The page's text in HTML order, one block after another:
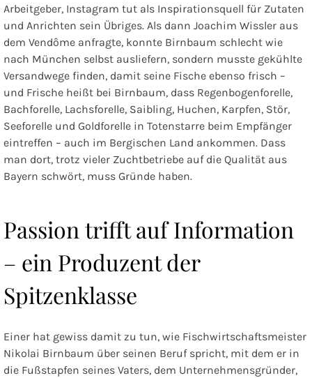
Arbeitgeber, Instagram tut als Inspirationsquell für Zutaten
und Anrichten sein Übriges. Als dann Joachim Wissler aus
dem Vendôme anfragte, konnte Birnbaum schlecht wie
nach München selbst ausliefern, sondern musste gekühlte
Versandwege finden, damit seine Fische ebenso frisch –
und Frische heißt bei Birnbaum, dass Regenbogenforelle,
Bachforelle, Lachsforelle, Saibling, Huchen, Karpfen, Stör,
Seeforelle und Goldforelle in Totenstarre beim Empfänger
eintreffen – auch im Bergischen Land ankommen. Dass
man dort, trotz vieler Zuchtbetriebe auf die Qualität aus
Bayern schwört, muss Gründe haben.
Passion trifft auf Information
– ein Produzent der
Spitzenklasse
Einer hat gewiss damit zu tun, wie Fischwirtschaftsmeister
Nikolai Birnbaum über seinen Beruf spricht, mit dem er in
die Fußstapfen seines Vaters, dem Unternehmensgründer,